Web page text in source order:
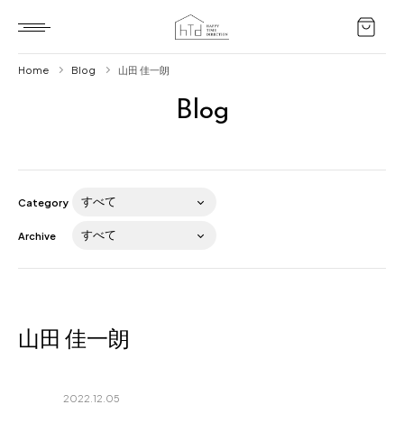
Blog
About us
Blog
Home Blog 山田 佳一朗
Category
Archive
山田 佳一朗
2022.12.05